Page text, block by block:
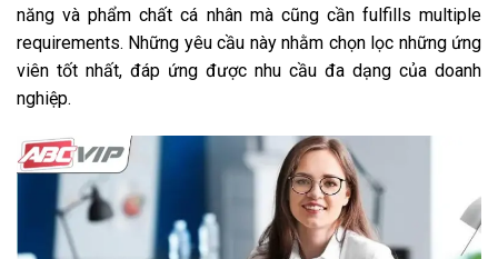
năng và phẩm chất cá nhân mà cũng cần fulfills multiple
requirements. Những yêu cầu này nhằm chọn lọc những ứng
viên tốt nhất, đáp ứng được nhu cầu đa dạng của doanh
nghiệp.